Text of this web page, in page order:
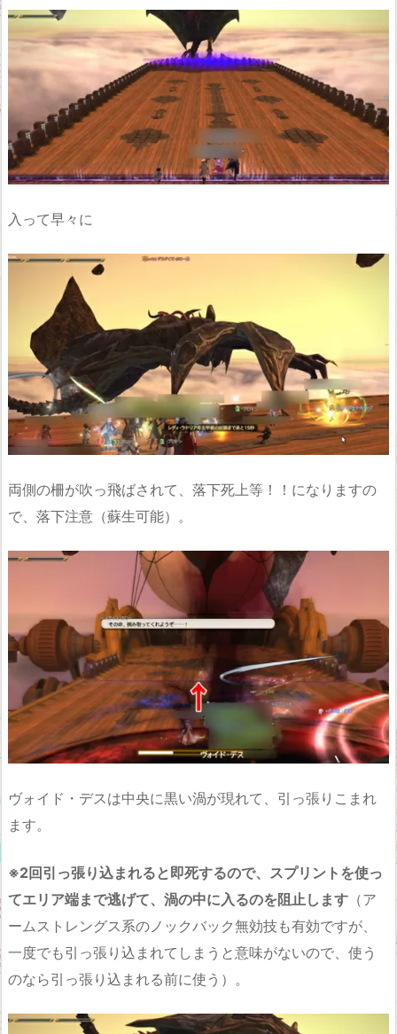
入って早々に
両側の柵が吹っ飛ばされて、落下死上等！！になりますの
で、落下注意（蘇生可能）。
ヴォイド・デスは中央に黒い渦が現れて、引っ張りこまれ
ます。
※2回引っ張り込まれると即死するので、スプリントを使っ
てエリア端まで逃げて、渦の中に入るのを阻止します （ア
ームストレングス系のノックバック無効技も有効ですが、
一度でも引っ張り込まれてしまうと意味がないので、使う
のなら引っ張り込まれる前に使う）。